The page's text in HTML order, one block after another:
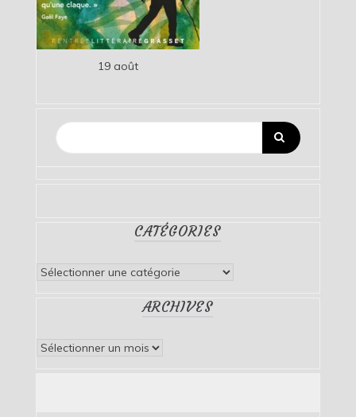
19 août
CATÉGORIES
Catégories
ARCHIVES
Archives